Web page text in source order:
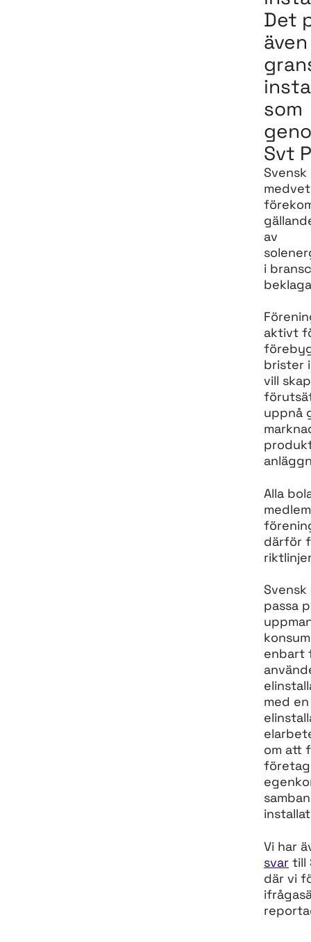
Det
som
Svt
av
i
aktivt
brister
vill
uppnå
Alla
därför
passa
enbart
med
om att
Vi har
svar till
där vi